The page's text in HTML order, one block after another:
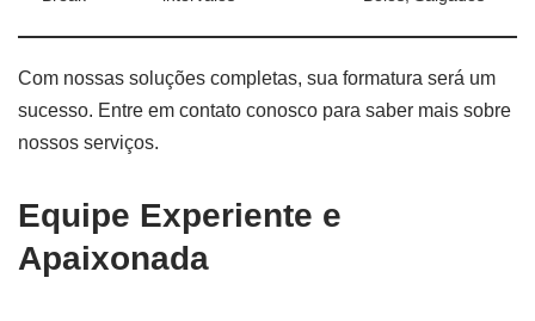
Com nossas soluções completas, sua formatura será um
sucesso. Entre em contato conosco para saber mais sobre
nossos serviços.
Equipe Experiente e
Apaixonada